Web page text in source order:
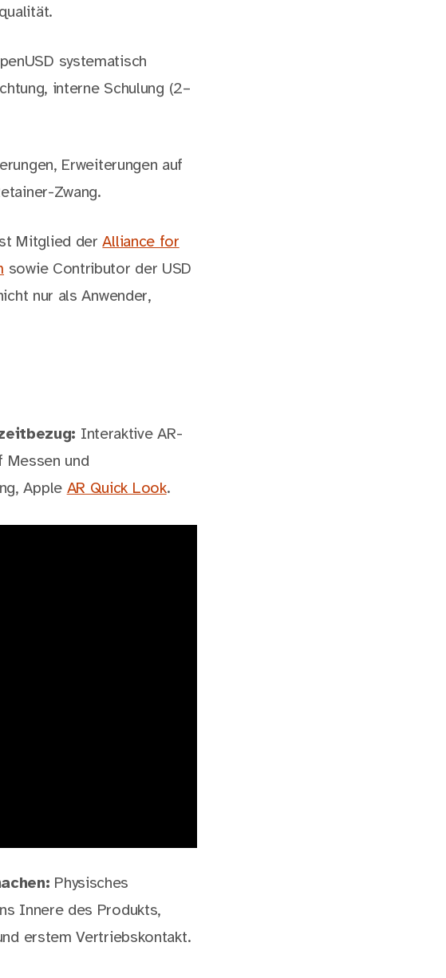
systematisch
interne Schulung (2–
Erweiterungen auf
Zwang.
Mitglied derAlliance for
sowie Contributor der USD
nur als Anwender,
Interaktive AR-
Messen und
Apple AR Quick Look.
Physisches
Innere des Produkts,
erstem Vertriebskontakt.